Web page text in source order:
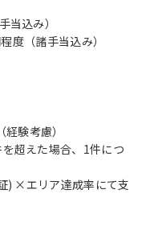
当込み）
度（諸手当込み）
験考慮）
超えた場合、1件につ
) ×エリア達成率にて支